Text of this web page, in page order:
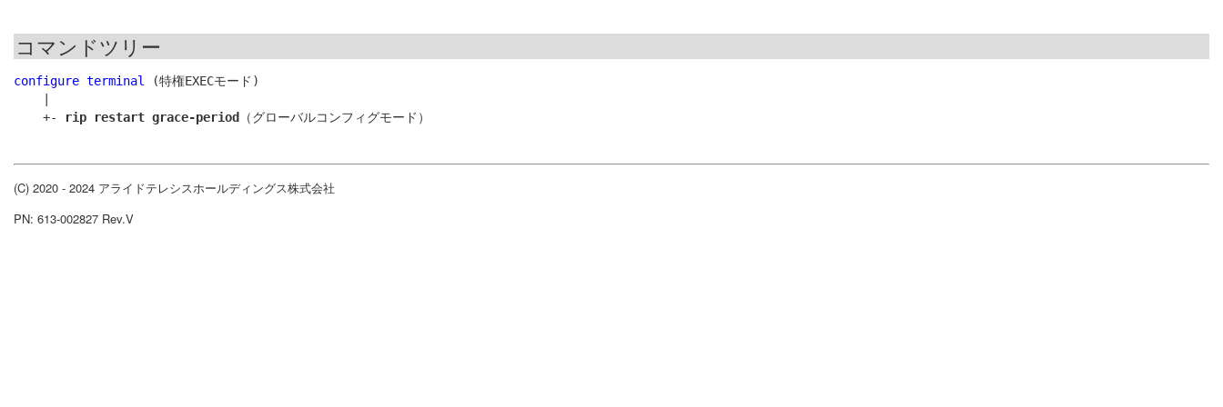
コマンドツリー
configure terminal
(特権EXECモード)
    +-
rip restart grace-period
(C) 2020 - 2024 アライドテレシスホールディングス株式会社
PN: 613-002827 Rev.V